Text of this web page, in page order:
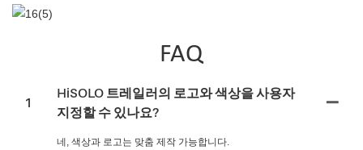
FAQ
1
HiSOLO 트레일러의 로고와 색상을 사용자
지정할 수 있나요?
네, 색상과 로고는 맞춤 제작 가능합니다.